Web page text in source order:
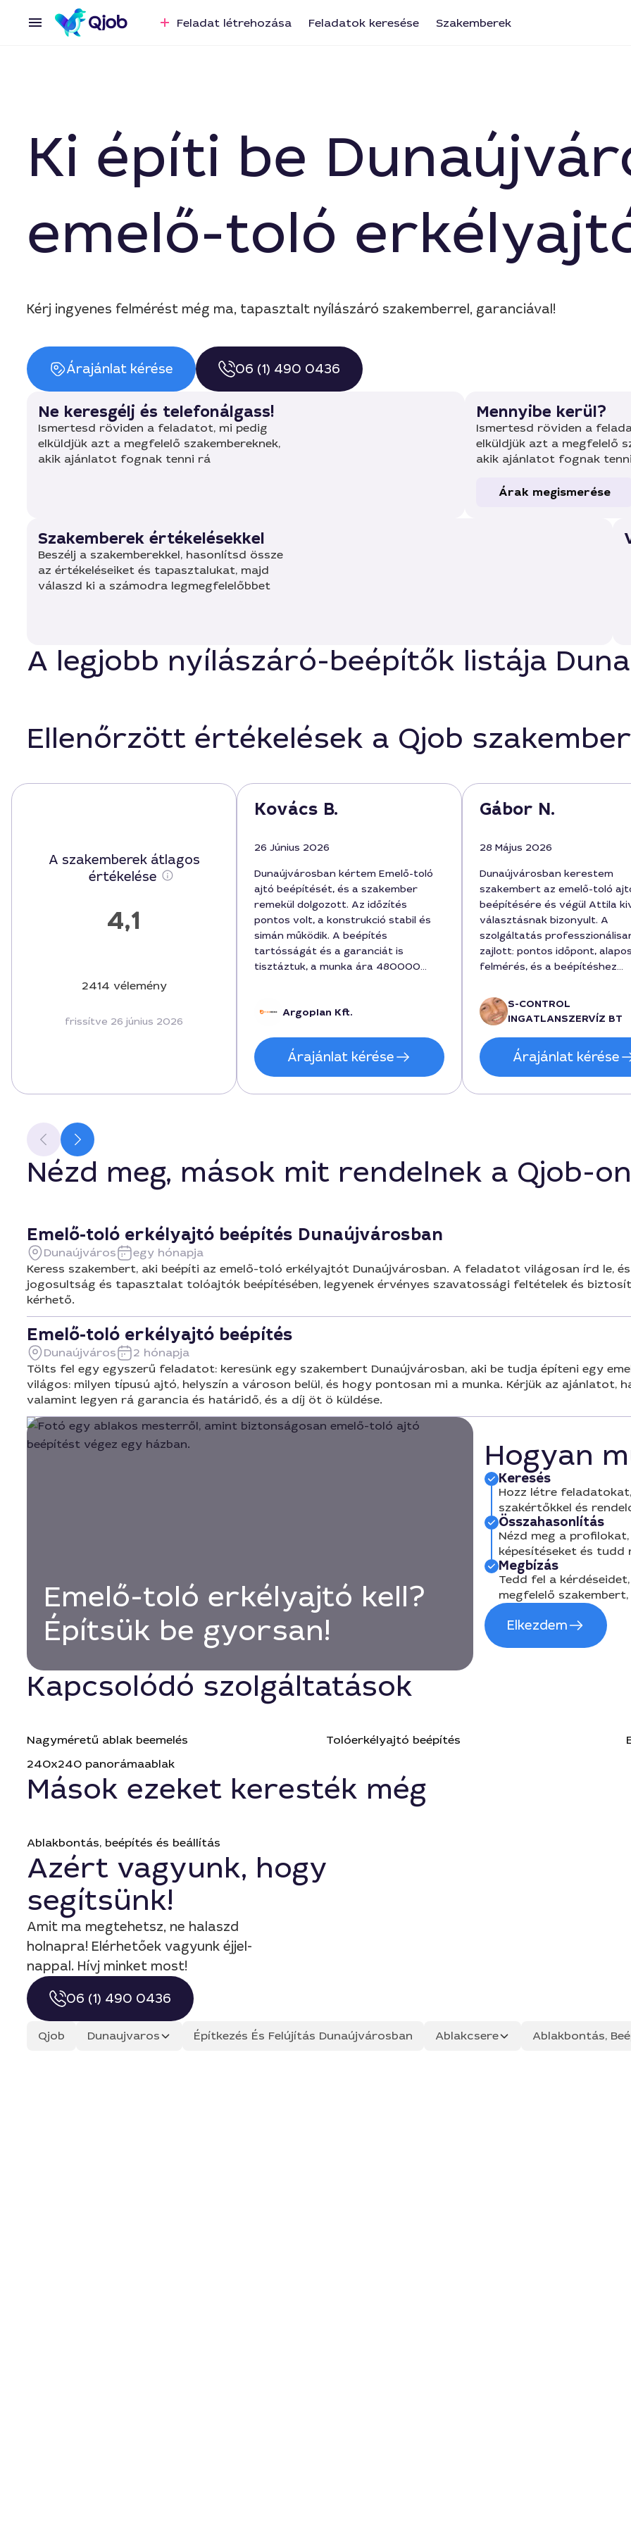
Feladat létrehozása Feladatok keresése Szakemberek
Ki építi be
emelő-toló
Kérj ingyenes felmérést még ma, tapasztalt nyílászáró szakemberrel, garanciával!
Árajánlat kérése 06 (1) 490 0436
Ne keresgélj és telefonálgass!
Ismertesd röviden a feladatot, mi pedig
elküldjük azt a megfelelő szakembereknek,
akik ajánlatot fognak tenni rá
Mennyibe kerül?
Ismertesd röviden a
elküldjük azt a megfelelő
akik ajánlatot fognak
Árak megismerése
Szakemberek értékelésekkel
Beszélj a szakemberekkel, hasonlítsd össze
az értékeléseiket és tapasztalukat, majd
válaszd ki a számodra legmegfelelőbbet
A legjobb nyílászáró-beépítők listája
Ellenőrzött értékelések a Qjob
A szakemberek átlagos
értékelése
4,1
2414 vélemény
frissítve 26 június 2026
Kovács B.
26 Június 2026
Dunaújvárosban kértem Emelő-toló
ajtó beépítését, és a szakember
remekül dolgozott. Az időzítés
pontos volt, a konstrukció stabil és
simán működik. A beépítés
tartósságát és a garanciát is
tisztáztuk, a munka ára 480000
folyamat során érezhető volt a
részletes elmagyarázás. Az
ügyfélkiszolgálás elsőrangú volt, és a
végén igény szerint még
Argoplan Kft.
Árajánlat kérése
Gábor N.
28 Május 2026
Dunaújvárosban kerestem
szakembert az emelő-toló
beépítésére és végül Attila
választásnak bizonyult. A
szolgáltatás
zajlott: pontos időpont, alapos
felmérés, és a beépítéshez
voltak. A munkaidő alatt
részletet elmagyarázott, és a
a garanciákat is
kivitelezés 4 nap alatt
szolgáltatás ára 550000 Ft
amely tartalmazta az összes
S-CONTROL
INGATLANSZERVÍZ BT
Árajánlat kérése
Nézd meg, mások mit rendelnek a Qjob-on
Emelő-toló erkélyajtó beépítés Dunaújvárosban
Dunaújváros
egy hónapja
Keress szakembert, aki beépíti az emelő-toló erkélyajtót Dunaújvárosban. A feladatot világosan írd le,
jogosultság és tapasztalat tolóajtók beépítésében, legyenek érvényes szavatossági feltételek és
kérhető.
Emelő-toló erkélyajtó beépítés
Dunaújváros
2 hónapja
Tölts fel egy egyszerű feladatot: keresünk egy szakembert Dunaújvárosban, aki be tudja építeni egy
világos: milyen típusú ajtó, helyszín a városon belül, és hogy pontosan mi a munka. Kérjük az ajánlatot,
valamint legyen rá garancia és határidő, és a díj öt ö küldése.
Emelő-toló erkélyajtó kell?
Építsük be gyorsan!
Hogyan
Keresés
Hozz létre
szakértőkkel és
Összahasonlítás
Nézd meg a
képesítéseket és
Megbízás
Tedd fel a
megfelelő
Elkezdem
Kapcsolódó szolgáltatások
Nagyméretű ablak beemelés Tolóerkélyajtó beépítés
240x240 panorámaablak
Mások ezeket keresték még
Ablakbontás, beépítés és beállítás
Azért vagyunk, hogy
segítsünk!
Amit ma megtehetsz, ne halaszd
holnapra! Elérhetőek vagyunk éjjel-
nappal. Hívj minket most!
06 (1) 490 0436
Qjob Dunaujvaros Építkezés És Felújítás Dunaújvárosban Ablakcsere Ablakbontás,